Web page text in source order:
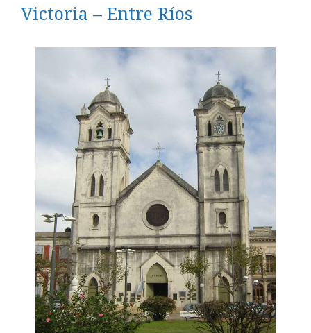
Victoria – Entre Ríos